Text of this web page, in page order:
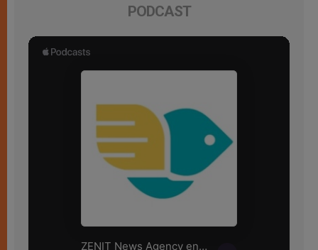
PODCAST